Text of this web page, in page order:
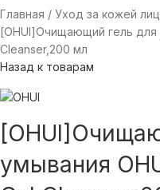
Главная Уход за кожей
[OHUI]Очищающий гель для
Cleanser,200 мл
Назад к товарам
умывания